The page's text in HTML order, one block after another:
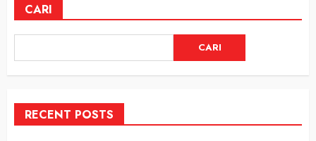
CARI
CARI
RECENT POSTS